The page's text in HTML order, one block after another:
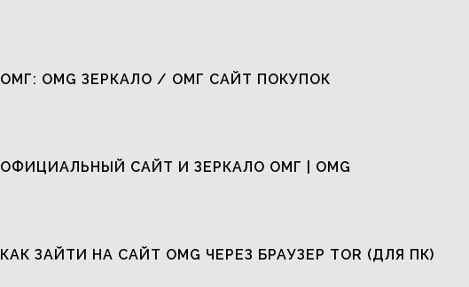
ОМГ: OMG ЗЕРКАЛО / ОМГ САЙТ ПОКУПОК
ОФИЦИАЛЬНЫЙ САЙТ И ЗЕРКАЛО ОМГ | OMG
КАК ЗАЙТИ НА САЙТ OMG ЧЕРЕЗ БРАУЗЕР TOR (ДЛЯ ПК)